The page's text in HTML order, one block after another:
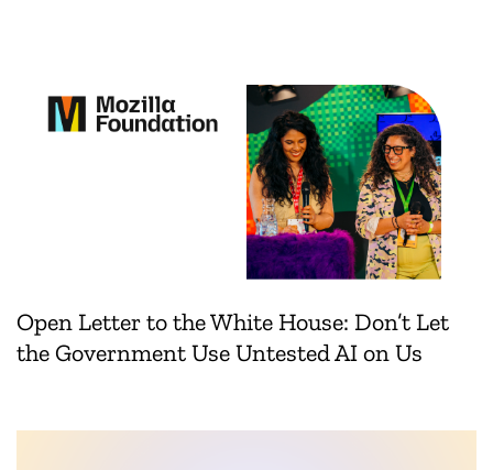
Open Letter to the White House: Don’t Let
the Government Use Untested AI on Us